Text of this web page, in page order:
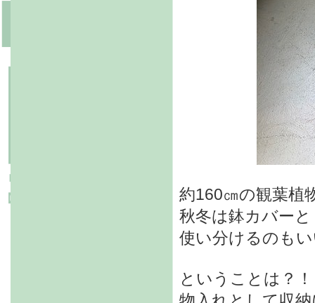
約160㎝の観葉植
秋冬は鉢カバー
使い分けるのも
ということは？！